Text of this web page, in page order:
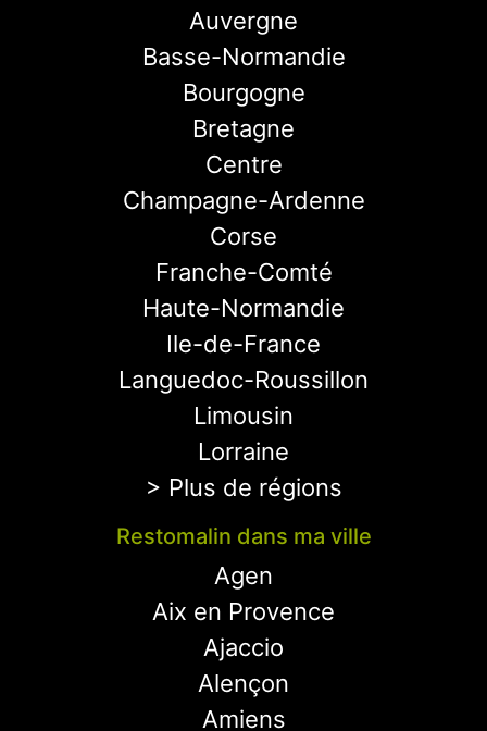
Auvergne
Basse-Normandie
Bourgogne
Bretagne
Centre
Champagne-Ardenne
Corse
Franche-Comté
Haute-Normandie
Ile-de-France
Languedoc-Roussillon
Limousin
Lorraine
> Plus de régions
Restomalin dans ma ville
Agen
Aix en Provence
Ajaccio
Alençon
Amiens